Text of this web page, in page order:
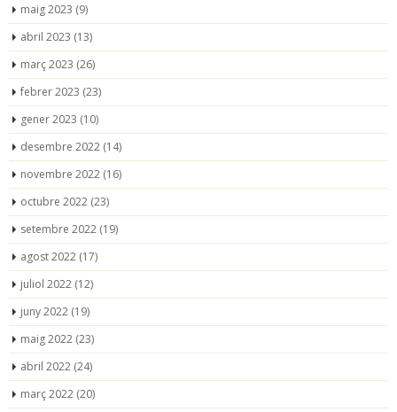
maig 2023 (9)
abril 2023 (13)
març 2023 (26)
febrer 2023 (23)
gener 2023 (10)
desembre 2022 (14)
novembre 2022 (16)
octubre 2022 (23)
setembre 2022 (19)
agost 2022 (17)
juliol 2022 (12)
juny 2022 (19)
maig 2022 (23)
abril 2022 (24)
març 2022 (20)